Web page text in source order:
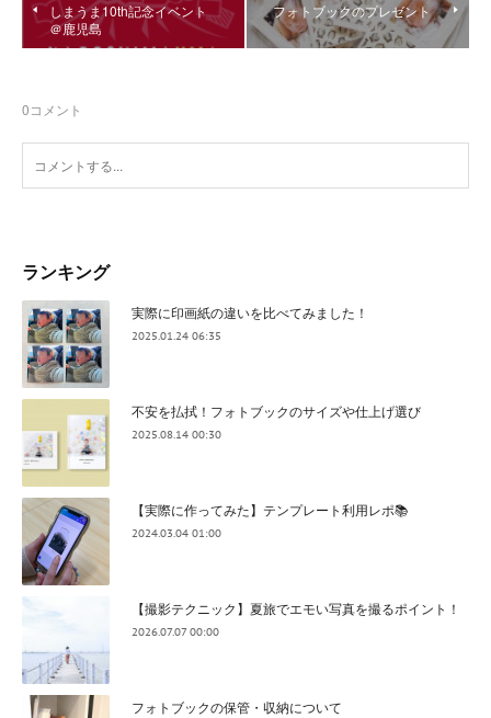
しまうま10th記念イベント
＠鹿児島
フォトブックのプレゼント
0コメント
ランキング
実際に印画紙の違いを比べてみました！
2025.01.24 06:35
不安を払拭！フォトブックのサイズや仕上げ選び
2025.08.14 00:30
【実際に作ってみた】テンプレート利用レポ📚
2024.03.04 01:00
【撮影テクニック】夏旅でエモい写真を撮るポイント！
2026.07.07 00:00
フォトブックの保管・収納について